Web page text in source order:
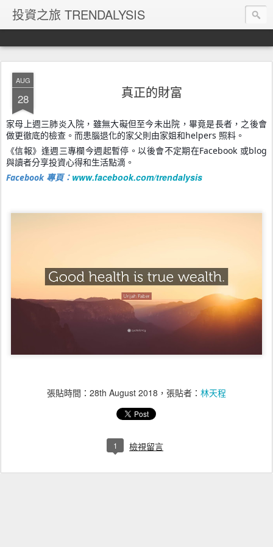
投資之旅 TRENDALYSIS
AUG
28 真正的財富
家母上週三肺炎入院，雖無大礙但至今未出院，畢竟是長者，之後會
做更徹底的檢查。而患腦退化的家父則由家姐和helpers 照料。
《信報》逢週三專欄今週起暫停。以後會不定期在Facebook 或blog
與讀者分享投資心得和生活點滴。
Facebook 專頁： www.facebook.com/trendalysis
張貼時間： 28th August 2018 ，張貼者： 林天程
1 檢視留言